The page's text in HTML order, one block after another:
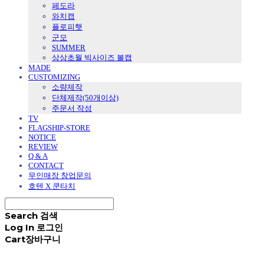
페도라
와치캡
플로피햇
군모
SUMMER
상상초월 빅사이즈 볼캡
MADE
CUSTOMIZING
소량제작
단체제작(50개이상)
주문서 작성
TV
FLAGSHIP-STORE
NOTICE
REVIEW
Q & A
CONTACT
무인매장 창업문의
호텐 X 쿤타치
Search 검색
Log In 로그인
Cart장바구니